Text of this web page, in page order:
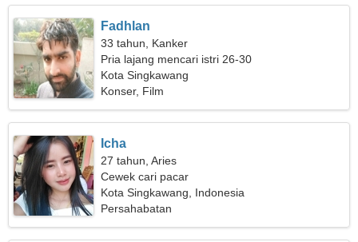
Fadhlan
33 tahun, Kanker
Pria lajang mencari istri 26-30
Kota Singkawang
Konser, Film
Icha
27 tahun, Aries
Cewek cari pacar
Kota Singkawang, Indonesia
Persahabatan